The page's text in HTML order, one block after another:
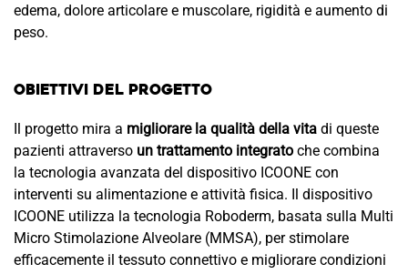
edema, dolore articolare e muscolare, rigidità e aumento di
peso.
Obiettivi del Progetto
Il progetto mira a migliorare la qualità della vita di queste
pazienti attraverso un trattamento integrato che combina
la tecnologia avanzata del dispositivo ICOONE con
interventi su alimentazione e attività fisica. Il dispositivo
ICOONE utilizza la tecnologia Roboderm, basata sulla Multi
Micro Stimolazione Alveolare (MMSA), per stimolare
efficacemente il tessuto connettivo e migliorare condizioni